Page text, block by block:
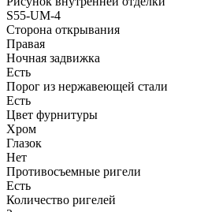
S55-UM-4
Сторона открывания
Правая
Ночная задвижка
Есть
Порог из нержавеющей стали
Есть
Цвет фурнитуры
Хром
Глазок
Нет
Противосъемные ригели
Есть
Количество ригелей